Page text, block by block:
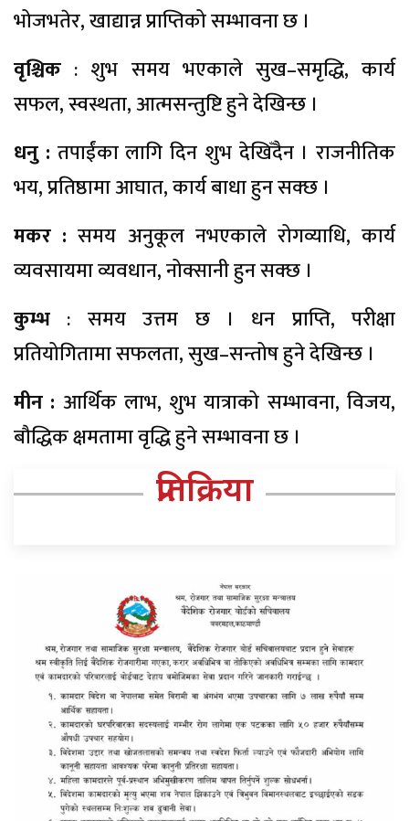
भोजभतेर, खाद्यान्न प्राप्तिको सम्भावना छ ।
वृश्चिक : शुभ समय भएकाले सुख–समृद्धि, कार्य
सफल, स्वस्थता, आत्मसन्तुष्टि हुने देखिन्छ ।
धनु : तपाईंका लागि दिन शुभ देखिँदैन । राजनीतिक
भय, प्रतिष्ठामा आघात, कार्य बाधा हुन सक्छ ।
मकर : समय अनुकूल नभएकाले रोगव्याधि, कार्य
व्यवसायमा व्यवधान, नोक्सानी हुन सक्छ ।
कुम्भ : समय उत्तम छ । धन प्राप्ति, परीक्षा
प्रतियोगितामा सफलता, सुख–सन्तोष हुने देखिन्छ ।
मीन : आर्थिक लाभ, शुभ यात्राको सम्भावना, विजय,
बौद्धिक क्षमतामा वृद्धि हुने सम्भावना छ ।
प्रतिक्रिया